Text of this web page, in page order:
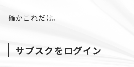
確かこれだけ。
サブスクをログイン